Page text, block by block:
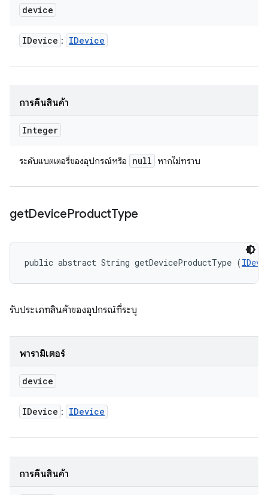
device
IDevice : IDevice
การคืนสินค้า
Integer
ระดับแบตเตอรี่ของอุปกรณ์หรือ null หากไม่ทราบ
getDeviceProductType
public abstract String getDeviceProductType (
รับประเภทสินค้าของอุปกรณ์ที่ระบุ
พารามิเตอร์
device
IDevice : IDevice
การคืนสินค้า